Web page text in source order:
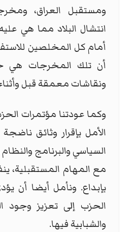
ومستقبل العراق،
انتشال البلاد مما هي
أمام كل المخلصين
أن تلك المخرجات هي
ونقاشات معمقة قبل
وكما عودتنا مؤتمرات
الأمل بإقرار وثائق
السياسي والبرنامج
مع المهام المستقبلية،
بإبداع. ونأمل أيضا أن
الحزب إلى تعزيز وجود
والشبابية فيها.